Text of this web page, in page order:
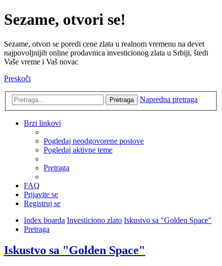
Sezame, otvori se!
Sezame, otvori se poredi cene zlata u realnom vremenu na devet
najpovoljnijih online prodavnica investicionog zlata u Srbiji, štedi
Vaše vreme i Vaš novac
Preskoči
Pretraga Napredna pretraga
Brzi linkovi
Pogledaj neodgovorene postove
Pogledaj aktivne teme
Pretraga
FAQ
Prijavite se
Registruj se
Index boarda Investiciono zlato Iskustvo sa "Golden Space"
Pretraga
Iskustvo sa "Golden Space"